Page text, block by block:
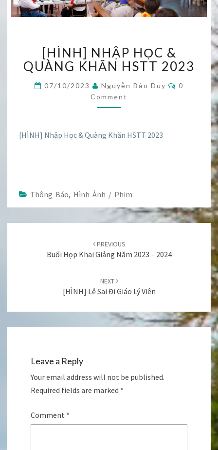
NHẬP
HỌC
&
QUÀNG
KHĂN
HSTT
[HÌNH] NHẬP HỌC &
QUÀNG KHĂN HSTT 2023
07/10/2023 Nguyễn Bảo Duy Comments
0
Comment
[HÌNH] Nhập Học & Quàng Khăn HSTT 2023
Thông Báo, Hình Ảnh / Phim
PREVIOUS
Buổi Họp Khai Giảng Năm 2023 – 2024
NEXT
[HÌNH] Lễ Sai Đi Giáo Lý Viên
Leave a Reply
Your email address will not be published.
Required fields are marked *
Comment *